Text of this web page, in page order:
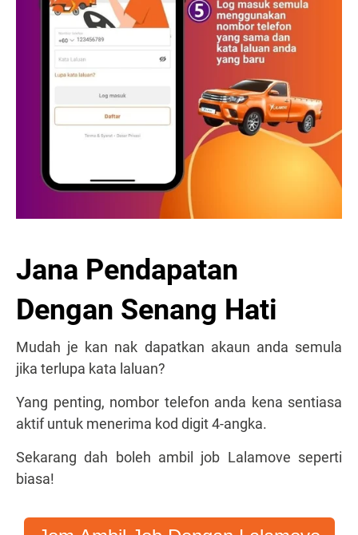
Jana Pendapatan
Dengan Senang Hati
Mudah je kan nak dapatkan akaun anda semula
jika terlupa kata laluan?
Yang penting, nombor telefon anda kena sentiasa
aktif untuk menerima kod digit 4-angka.
Sekarang dah boleh ambil job Lalamove seperti
biasa!